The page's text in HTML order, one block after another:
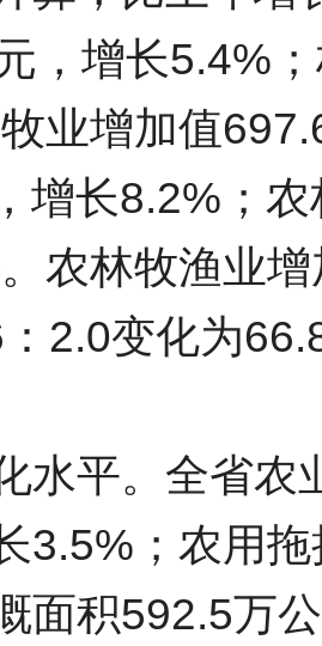
，增长5.4%
业增加值
增长8.2%；
农林牧渔业
2.0变化为
水平。全省农
3.5%；农用
面积592.5万